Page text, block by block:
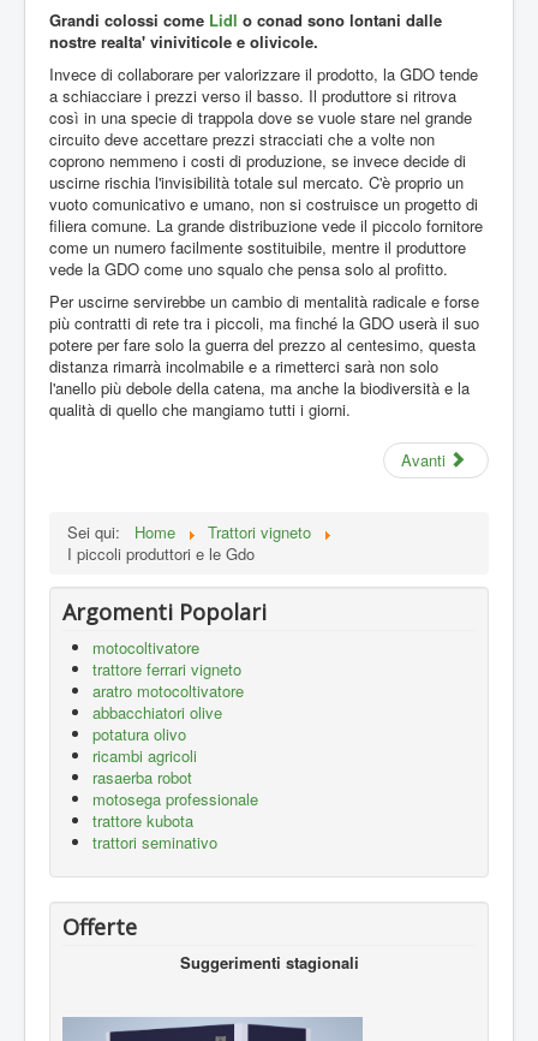
Grandi colossi come Lidl o conad sono lontani dalle
nostre realta' viniviticole e olivicole.
Invece di collaborare per valorizzare il prodotto, la GDO tende
a schiacciare i prezzi verso il basso. Il produttore si ritrova
così in una specie di trappola dove se vuole stare nel grande
circuito deve accettare prezzi stracciati che a volte non
coprono nemmeno i costi di produzione, se invece decide di
uscirne rischia l'invisibilità totale sul mercato. C'è proprio un
vuoto comunicativo e umano, non si costruisce un progetto di
filiera comune. La grande distribuzione vede il piccolo fornitore
come un numero facilmente sostituibile, mentre il produttore
vede la GDO come uno squalo che pensa solo al profitto.
Per uscirne servirebbe un cambio di mentalità radicale e forse
più contratti di rete tra i piccoli, ma finché la GDO userà il suo
potere per fare solo la guerra del prezzo al centesimo, questa
distanza rimarrà incolmabile e a rimetterci sarà non solo
l'anello più debole della catena, ma anche la biodiversità e la
qualità di quello che mangiamo tutti i giorni.
Avanti
Sei qui: Home
Trattori vigneto
I piccoli produttori e le Gdo
Argomenti Popolari
motocoltivatore
trattore ferrari vigneto
aratro motocoltivatore
abbacchiatori olive
potatura olivo
ricambi agricoli
rasaerba robot
motosega professionale
trattore kubota
trattori seminativo
Offerte
Suggerimenti stagionali